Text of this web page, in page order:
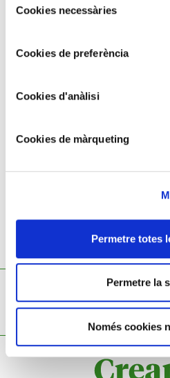
deCookies necessàries
Cookies de preferència
Cookies d'anàlisi
Cookies de màrqueting
Permetre totes
Permetre la
Només cookies
L’il·lustrador és Henri (Henry
Il·lustrava revistes, i junts
1901), l’impressor havien
de Le Petit Journal.
30 x 27 cm
TAMBÉ ET POT